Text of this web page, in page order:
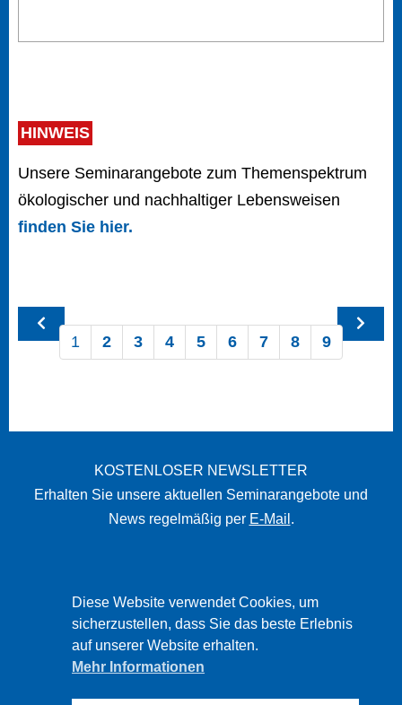
HINWEIS
Unsere Seminarangebote zum Themenspektrum
ökologischer und nachhaltiger Lebensweisen
finden Sie hier.
1 2 3 4 5 6 7 8 9
KOSTENLOSER NEWSLETTER
Erhalten Sie unsere aktuellen Seminarangebote und
News regelmäßig per E-Mail .
IMPRESSUM
DATENSCHUTZ
Diese Website verwendet Cookies, um
sicherzustellen, dass Sie das beste Erlebnis
auf unserer Website erhalten.
Mehr Informationen